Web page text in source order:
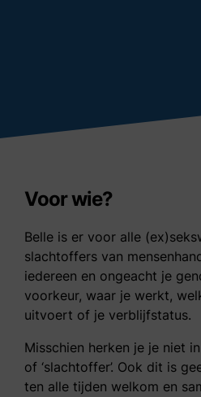
Voor wie?
Belle is er voor alle
slachtoffers van
iedereen en ongeacht je
voorkeur, waar je werkt,
uitvoert of je verblijfstatus.
Misschien herken je je niet
of ‘slachtoffer’. Ook dit is
ten alle tijden welkom en